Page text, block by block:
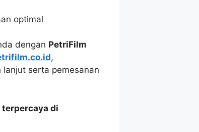
optimal
dengan PetriFilm
,
serta pemesanan
di